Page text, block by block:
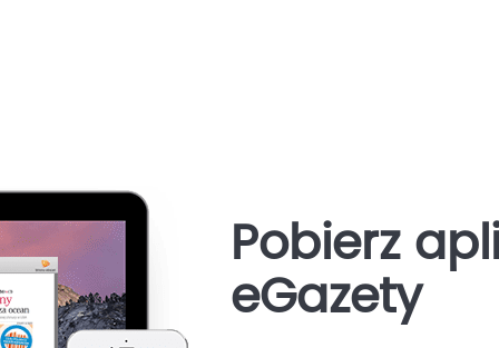
Pobierz
eGazety